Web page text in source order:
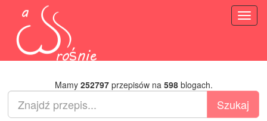
Mamy 252797przepisów na 598blogach.